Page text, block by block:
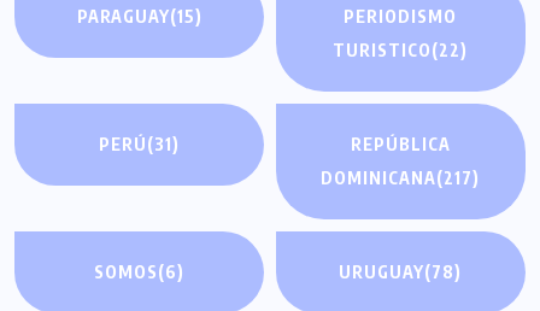
PARAGUAY(15)
PERIODISMO
TURISTICO(22)
PERÚ(31)
REPÚBLICA
DOMINICANA(217)
SOMOS(6) URUGUAY(78)